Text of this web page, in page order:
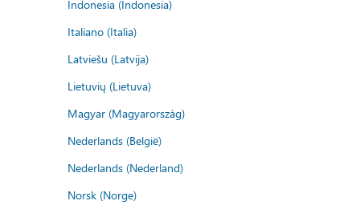
Indonesia (Indonesia)
Italiano (Italia)
Latviešu (Latvija)
Lietuvių (Lietuva)
Magyar (Magyarország)
Nederlands (België)
Nederlands (Nederland)
Norsk (Norge)